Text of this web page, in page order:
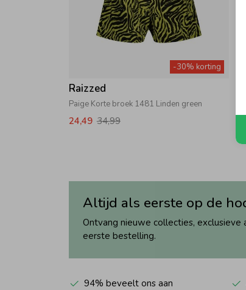
-30% korting
Raizzed
Paige Korte broek 1481 Linden green
24,49 34,99
Altijd als eerste op de
Ontvang nieuwe collecties,
eerste bestelling.
94% beveelt ons aan